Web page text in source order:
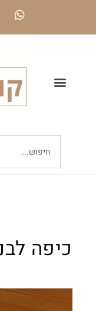
כיפה